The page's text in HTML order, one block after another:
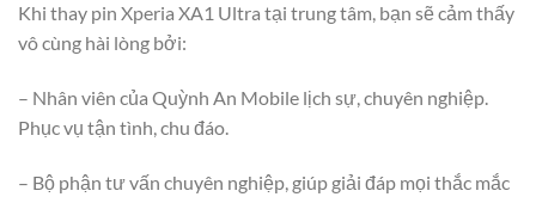
Khi thay pin Xperia XA1 Ultra tại trung tâm, bạn sẽ cảm thấy
vô cùng hài lòng bởi:
– Nhân viên của Quỳnh An Mobile lịch sự, chuyên nghiệp.
Phục vụ tận tình, chu đáo.
– Bộ phận tư vấn chuyên nghiệp, giúp giải đáp mọi thắc mắc